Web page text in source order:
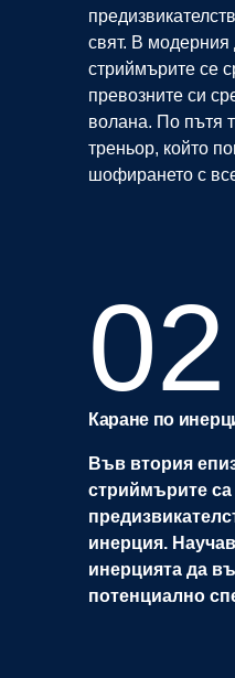
свят. В
стриймърите се
превозните си
волана. По пътя
треньор, който
шофирането с
02
Каране по
Във втория
стриймърите
инерция.
инерцията да
потенциално